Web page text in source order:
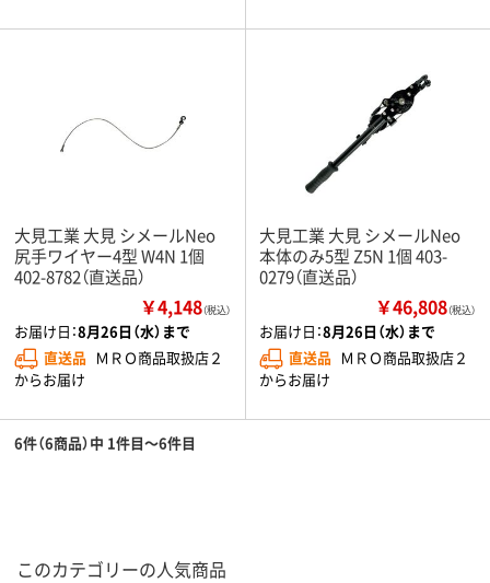
大見工業 大見 シメールNeo
尻手ワイヤー4型 W4N 1個
402-8782（直送品）
￥4,148（税込）
お届け日：8月26日（水）まで
直送品 ＭＲＯ商品取扱店２
からお届け
大見工業 大見 シメールNeo
本体のみ5型 Z5N 1個 403-
0279（直送品）
￥46,808（税込）
お届け日：8月26日（水）まで
直送品 ＭＲＯ商品取扱店２
からお届け
6件（6商品）中 1件目～6件目
このカテゴリーの人気商品